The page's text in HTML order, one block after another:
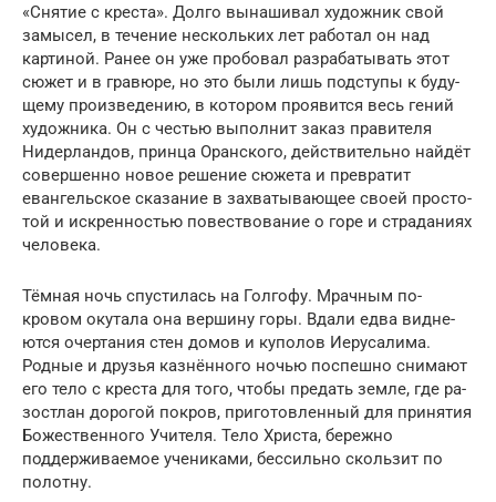
«Снятие с креста». Долго вынашивал художник свой
замысел, в течение нескольких лет работал он над
картиной. Ранее он уже пробовал разрабатывать этот
сюжет и в гравюре, но это были лишь подступы к буду­
щему произведению, в котором проявится весь гений
художника. Он с честью выполнит заказ правителя
Нидерландов, принца Оранского, действительно най­дёт
совершенно новое решение сюжета и превратит
евангельское сказание в захватывающее своей просто­
той и искренностью повествование о горе и страданиях
человека.
Тёмная ночь спустилась на Голгофу. Мрачным по­
кровом окутала она вершину горы. Вдали едва видне­
ются очертания стен домов и куполов Иерусалима.
Родные и друзья казнённого ночью поспешно снимают
его тело с креста для того, чтобы предать земле, где ра­
зостлан дорогой покров, приготовленный для приня­тия
Божественного Учителя. Тело Христа, бережно
поддерживаемое учениками, бессильно скользит по
полотну.